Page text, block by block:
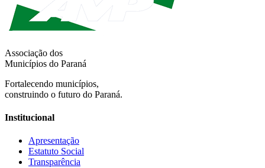
Associação dos
Municípios do Paraná
Fortalecendo municípios,
construindo o futuro do Paraná.
Institucional
Apresentação
Estatuto Social
Transparência